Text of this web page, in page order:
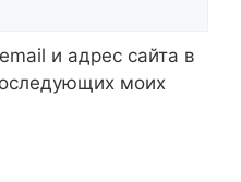
и адрес сайта в
моих